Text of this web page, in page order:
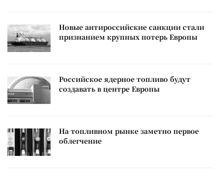
Новые антироссийские санкции стали
признанием крупных потерь Европы
Российское ядерное топливо будут
создавать в центре Европы
На топливном рынке заметно первое
облегчение